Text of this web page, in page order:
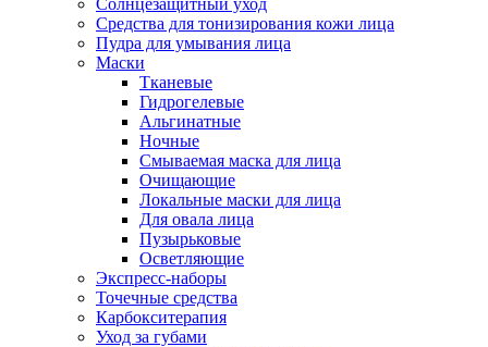
Средства для тонизирования кожи лица
Пудра для умывания лица
Маски
Тканевые
Гидрогелевые
Альгинатные
Ночные
Смываемая маска для лица
Очищающие
Локальные маски для лица
Для овала лица
Пузырьковые
Осветляющие
Экспресс-наборы
Точечные средства
Карбокситерапия
Уход за губами